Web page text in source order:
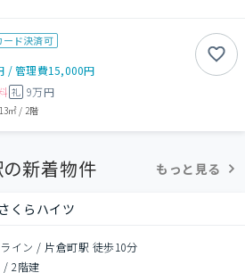
ード決済可
/管理費15,000円
礼 9万円
㎡ / 2階
新着物件 もっと見る
くらハイツ
イン / 片倉町駅 徒歩10分
/2階建